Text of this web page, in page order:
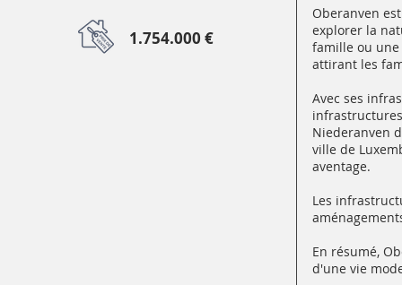
1.754.000 €
Oberanven
explorer la
famille ou une
attirant les
Avec ses
Niederanven
ville de
aventage.
Les
En résumé,
d'une vie